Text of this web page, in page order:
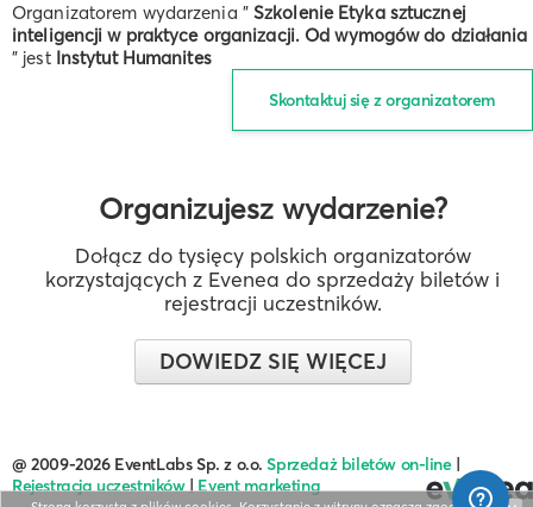
Organizatorem wydarzenia " Szkolenie Etyka sztucznej
inteligencji w praktyce organizacji. Od wymogów do działania
" jest Instytut Humanites
Skontaktuj się z organizatorem
Organizujesz wydarzenie?
Dołącz do tysięcy polskich organizatorów
korzystających z Evenea do sprzedaży biletów i
rejestracji uczestników.
DOWIEDZ SIĘ WIĘCEJ
@ 2009-2026 EventLabs Sp. z o.o.Sprzedaż biletów on-line|
Rejestracja uczestników|Event marketing